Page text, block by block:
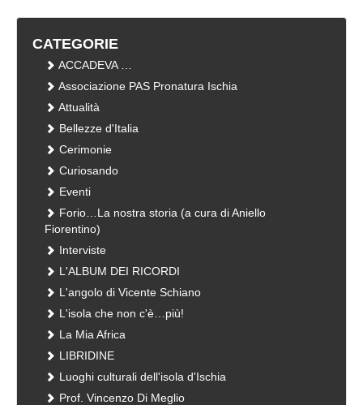
CATEGORIE
ACCADEVA …
Associazione PAS Pronatura Ischia
Attualità
Bellezze d'Italia
Cerimonie
Curiosando
Eventi
Forio…La nostra storia (a cura di Aniello
Fiorentino)
Interviste
L'ALBUM DEI RICORDI
L'angolo di Vicente Schiano
L'isola che non c'è…più!
La Mia Africa
LIBRIDINE
Luoghi culturali dell'isola d'Ischia
Prof. Vincenzo Di Meglio